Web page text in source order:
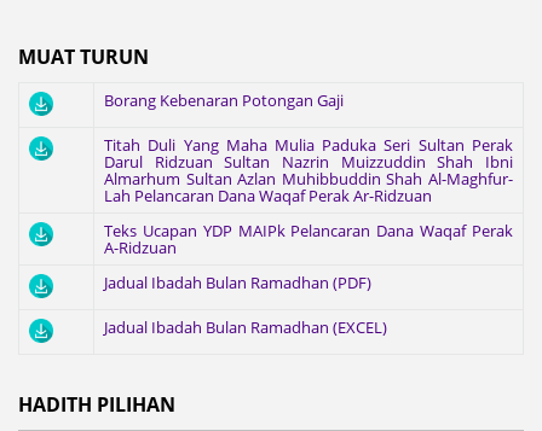
MUAT TURUN
Borang Kebenaran Potongan Gaji
Titah Duli Yang Maha Mulia Paduka Seri Sultan Perak
Darul Ridzuan Sultan Nazrin Muizzuddin Shah Ibni
Almarhum Sultan Azlan Muhibbuddin Shah Al-Maghfur-
Lah Pelancaran Dana Waqaf Perak Ar-Ridzuan
Teks Ucapan YDP MAIPk Pelancaran Dana Waqaf Perak
A-Ridzuan
Jadual Ibadah Bulan Ramadhan (PDF)
Jadual Ibadah Bulan Ramadhan (EXCEL)
HADITH PILIHAN